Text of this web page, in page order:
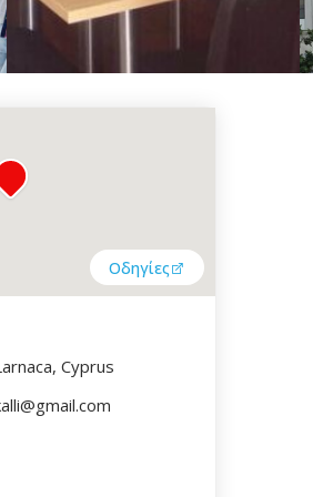
Οδηγίες
Cyprus